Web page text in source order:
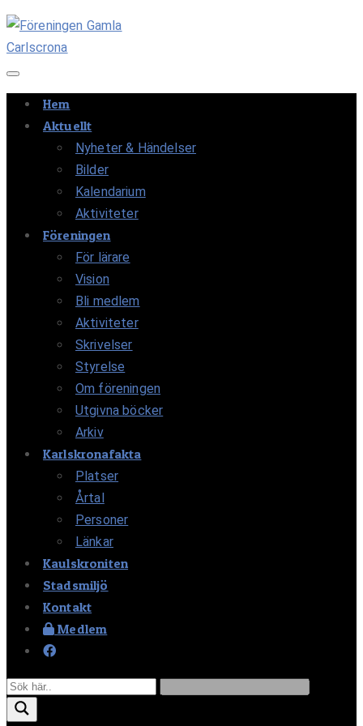
Navigation av/på
Hem
Aktuellt
Nyheter & Händelser
Bilder
Kalendarium
Aktiviteter
Föreningen
För lärare
Vision
Bli medlem
Aktiviteter
Skrivelser
Styrelse
Om föreningen
Utgivna böcker
Arkiv
Karlskronafakta
Platser
Årtal
Personer
Länkar
Kaulskroniten
Stadsmiljö
Kontakt
Medlem